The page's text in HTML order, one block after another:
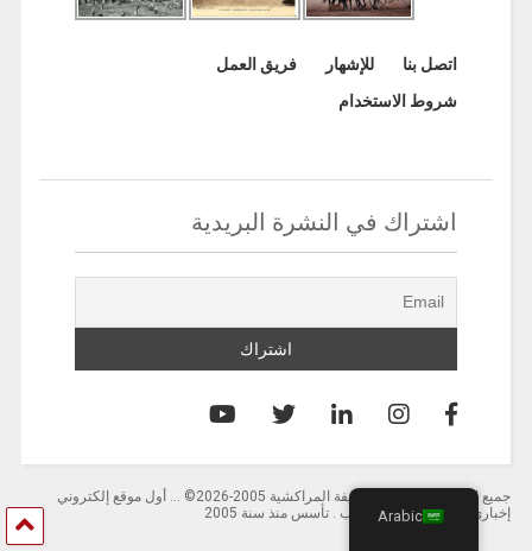
اتصل بنا للإشهار
فريق العمل
شروط الاستخدام
اشتراك في النشرة البريدية
جميع الحقوق محفوظة لصحيفة المراكشية 2005-2026© … أول موقع إلكتروني
إخباري باللغة العربية بالمغرب . تأسس منذ سنة 2005
Arabic